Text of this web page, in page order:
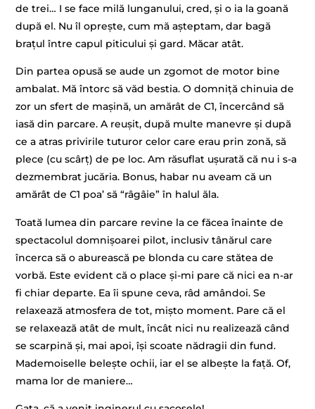
de trei… I se face milă lunganului, cred, și o ia la goană
după el. Nu îl oprește, cum mă așteptam, dar bagă
brațul între capul piticului și gard. Măcar atât.
Din partea opusă se aude un zgomot de motor bine
ambalat. Mă întorc să văd bestia. O domniță chinuia de
zor un sfert de mașină, un amărât de C1, încercând să
iasă din parcare. A reușit, după multe manevre și după
ce a atras privirile tuturor celor care erau prin zonă, să
plece (cu scârț) de pe loc. Am răsuflat ușurată că nu i s-a
dezmembrat jucăria. Bonus, habar nu aveam că un
amărât de C1 poa’ să “râgâie” în halul ăla.
Toată lumea din parcare revine la ce făcea înainte de
spectacolul domnișoarei pilot, inclusiv tânărul care
încerca să o aburească pe blonda cu care stătea de
vorbă. Este evident că o place și-mi pare că nici ea n-ar
fi chiar departe. Ea îi spune ceva, râd amândoi. Se
relaxează atmosfera de tot, mișto moment. Pare că el
se relaxează atât de mult, încât nici nu realizează când
se scarpină și, mai apoi, își scoate nădragii din fund.
Mademoiselle belește ochii, iar el se albește la față. Of,
mama lor de maniere…